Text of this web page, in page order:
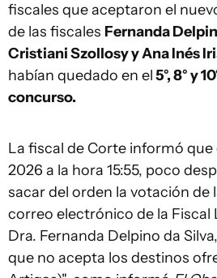
fiscales que aceptaron el
de las fiscales Fernanda
Cristiani Szollosy y Ana Inés
habían quedado en el5°, 8° y
concurso.
La fiscal de Corte informó que
2026 a la hora 15:55, poco
sacar del orden la votación de
correo electrónico de la
Dra. Fernanda Delpino da
que no acepta los destinos